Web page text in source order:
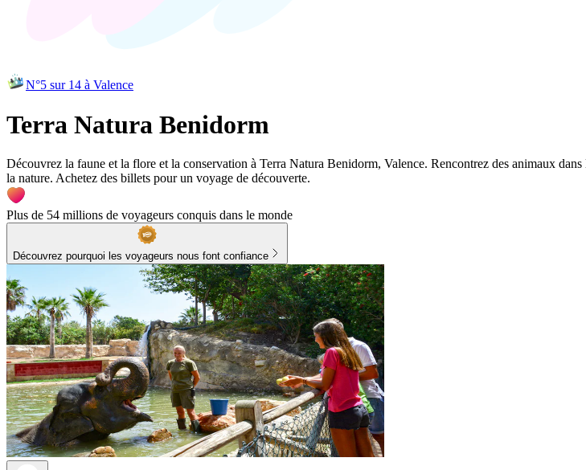
N°5 sur 14 à Valence
Terra Natura Benidorm
Découvrez la faune et la flore et la conservation à Terra Natura Benidorm, Valence. Rencontrez des animaux
la nature. Achetez des billets pour un voyage de découverte.
Plus de 54 millions de voyageurs conquis dans le monde
Découvrez pourquoi les voyageurs nous font confiance